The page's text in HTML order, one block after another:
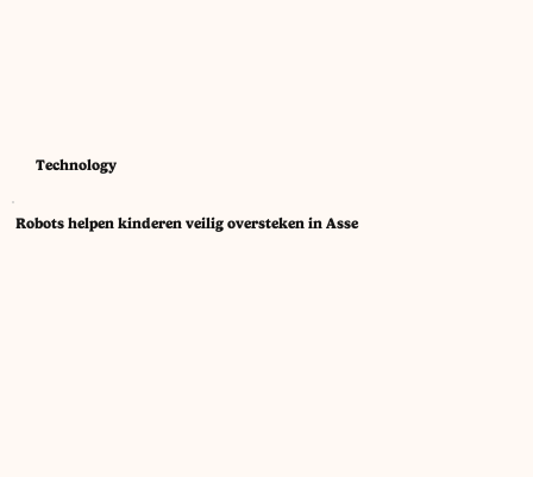
Technology
Robots helpen kinderen veilig oversteken in Asse